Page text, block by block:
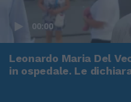
00:00
Leonardo Maria Del
in ospedale. Le